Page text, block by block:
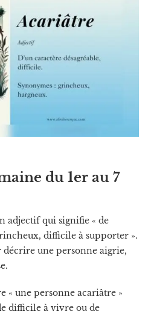
du 1er au 7
adjectif qui signifie « de
difficile à supporter ».
une personne aigrie,
« une personne acariâtre »
difficile à vivre ou de